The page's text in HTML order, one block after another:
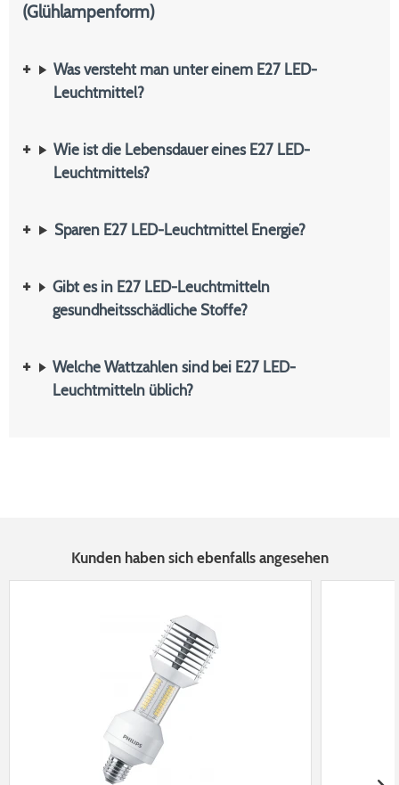
(Glühlampenform)
Was versteht man unter einem E27 LED-
Leuchtmittel?
Wie ist die Lebensdauer eines E27 LED-
Leuchtmittels?
Sparen E27 LED-Leuchtmittel Energie?
Gibt es in E27 LED-Leuchtmitteln
gesundheitsschädliche Stoffe?
Welche Wattzahlen sind bei E27 LED-
Leuchtmitteln üblich?
Kunden haben sich ebenfalls angesehen